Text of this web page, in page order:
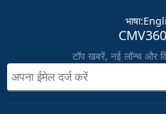
भाषा:
टॉप खबरें, नई लॉन्च और